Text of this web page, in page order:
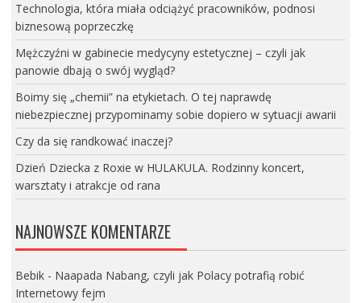
Technologia, która miała odciążyć pracowników, podnosi
biznesową poprzeczkę
Mężczyźni w gabinecie medycyny estetycznej – czyli jak
panowie dbają o swój wygląd?
Boimy się „chemii” na etykietach. O tej naprawdę
niebezpiecznej przypominamy sobie dopiero w sytuacji awarii
Czy da się randkować inaczej?
Dzień Dziecka z Roxie w HULAKULA. Rodzinny koncert,
warsztaty i atrakcje od rana
NAJNOWSZE KOMENTARZE
Bebik- Naapada Nabang, czyli jak Polacy potrafią robić
Internetowy fejm